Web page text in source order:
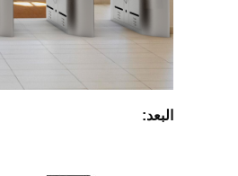
البعد: